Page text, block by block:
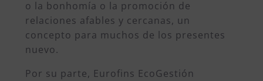
o la bonhomía o la promoción de
relaciones afables y cercanas, un
concepto para muchos de los presentes
nuevo.
Por su parte, Eurofins EcoGestión